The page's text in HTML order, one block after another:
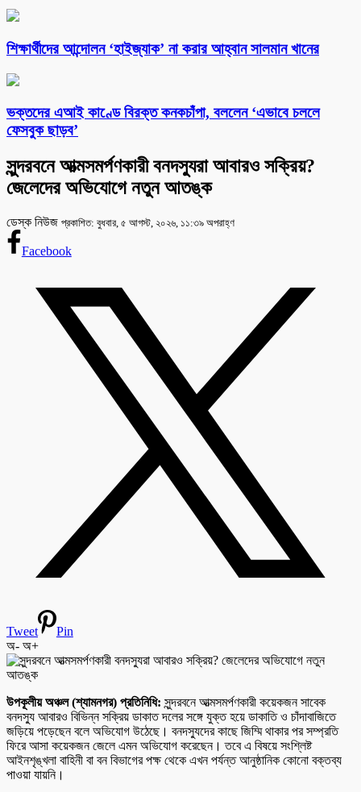
শিক্ষার্থীদের আন্দোলন ‘হাইজ্যাক’ না করার আহ্বান সালমান খানের
ভক্তদের এআই কাণ্ডে বিরক্ত কনকচাঁপা, বললেন ‘এভাবে চললে
ফেসবুক ছাড়ব’
সুন্দরবনে আত্মসমর্পণকারী বনদস্যুরা আবারও সক্রিয়?
জেলেদের অভিযোগে নতুন আতঙ্ক
ডেস্ক নিউজ প্রকাশিত: বুধবার, ৫ আগস্ট, ২০২৬, ১১:৩৯ অপরাহ্ণ
Facebook
Tweet
Pin
অ- অ+
উপকূলীয় অঞ্চল (শ্যামনগর) প্রতিনিধি: সুন্দরবনে আত্মসমর্পণকারী কয়েকজন সাবেক
বনদস্যু আবারও বিভিন্ন সক্রিয় ডাকাত দলের সঙ্গে যুক্ত হয়ে ডাকাতি ও চাঁদাবাজিতে
জড়িয়ে পড়েছেন বলে অভিযোগ উঠেছে। বনদস্যুদের কাছে জিম্মি থাকার পর সম্প্রতি
ফিরে আসা কয়েকজন জেলে এমন অভিযোগ করেছেন। তবে এ বিষয়ে সংশ্লিষ্ট
আইনশৃঙ্খলা বাহিনী বা বন বিভাগের পক্ষ থেকে এখন পর্যন্ত আনুষ্ঠানিক কোনো বক্তব্য
পাওয়া যায়নি।